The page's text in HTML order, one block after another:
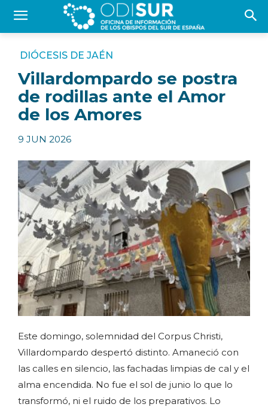
DIÓCESIS DE JAÉN
Villardompardo se postra
de rodillas ante el Amor
de los Amores
9 JUN 2026
Este domingo, solemnidad del Corpus Christi,
Villardompardo despertó distinto. Amaneció con
las calles en silencio, las fachadas limpias de cal y el
alma encendida. No fue el sol de junio lo que lo
transformó, ni el ruido de los preparativos. Lo